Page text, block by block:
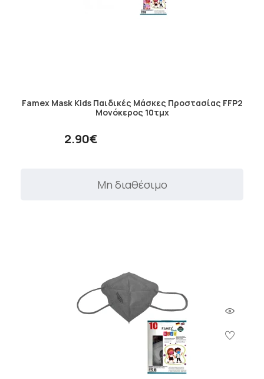
Famex Mask Kids Παιδικές Μάσκες Προστασίας FFP2
Μονόκερος 10τμχ
2.90€
Μη διαθέσιμο